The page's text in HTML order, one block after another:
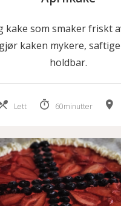
kake som smaker friskt
kaken mykere,
holdbar.
Lett 60minutter